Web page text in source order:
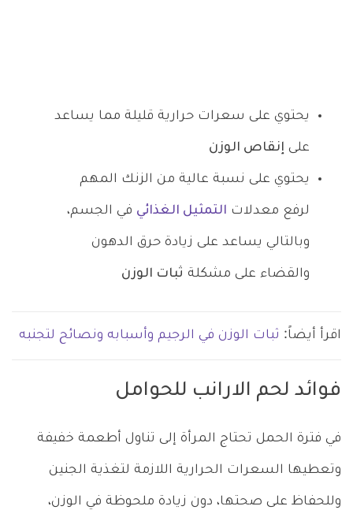
يحتوي على سعرات حرارية قليلة مما يساعد
على إنقاص الوزن
يحتوي على نسبة عالية من الزنك المهم
لرفع معدلات التمثيل الغذائي في الجسم،
وبالتالي يساعد على زيادة حرق الدهون
والقضاء على مشكلة ثبات الوزن
اقرأ أيضاً: ثبات الوزن في الرجيم وأسبابه ونصائح لتجنبه
فوائد لحم الارانب للحوامل
في فترة الحمل تحتاج المرأة إلى تناول أطعمة خفيفة
وتعطيها السعرات الحرارية اللازمة لتغذية الجنين
وللحفاظ على صحتها، دون زيادة ملحوظة في الوزن،